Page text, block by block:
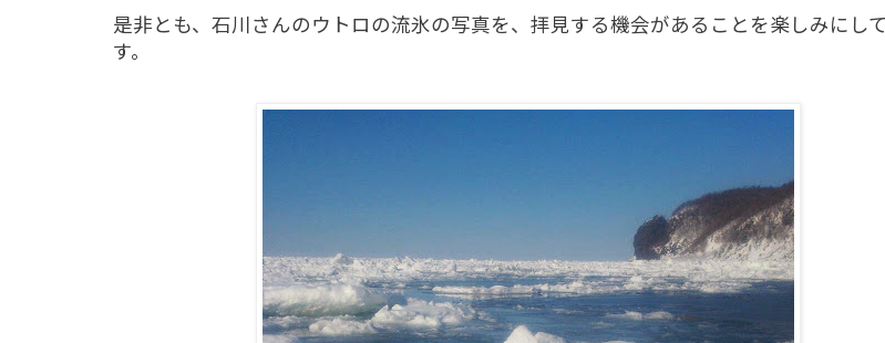
是非とも、石川さんのウトロの流氷の写真を、拝見する機会があることを楽しみにし
す。